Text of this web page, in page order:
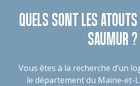
QUELS SONT LES
SAUMUR ?
Vous êtes à la recherche d’un
le département du Maine-et-